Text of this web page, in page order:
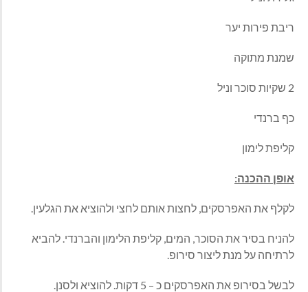
ריבת פירות יער
שמנת מתוקה
2 שקיות סוכר וניל
כף ברנדי
קליפת לימון
אופן ההכנה:
לקלף את האפרסקים, לחצות אותם לחצי ולהוציא את הגלעין.
להניח בסיר את הסוכר, המים, קליפת הלימון והברנדי. להביא
לרתיחה על מנת ליצור סירופ.
לבשל בסירופ את האפרסקים כ – 5 דקות. להוציא ולסנן.